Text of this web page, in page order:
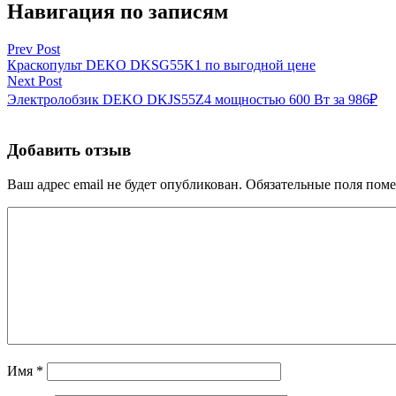
Навигация по записям
Prev Post
Краскопульт DEKO DKSG55K1 по выгодной цене
Next Post
Электролобзик DEKO DKJS55Z4 мощностью 600 Вт за 986₽
Добавить отзыв
Ваш адрес email не будет опубликован. Обязательные поля
Имя *